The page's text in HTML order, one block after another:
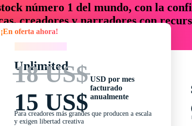
número 1 del mundo, con la
creadores y narradores con
un 76 % en tiempo y presupuesto.
oferta ahora!
Unlimited
18 US$
15 US$
USD por mes
facturado
anualmente
Para creadores más grandes que producen a escala
y exigen libertad creativa